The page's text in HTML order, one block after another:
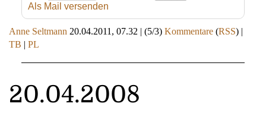
Als Mail versenden
Anne Seltmann 20.04.2011, 07.32 | (5/3) Kommentare (RSS) |
TB | PL
20.04.2008